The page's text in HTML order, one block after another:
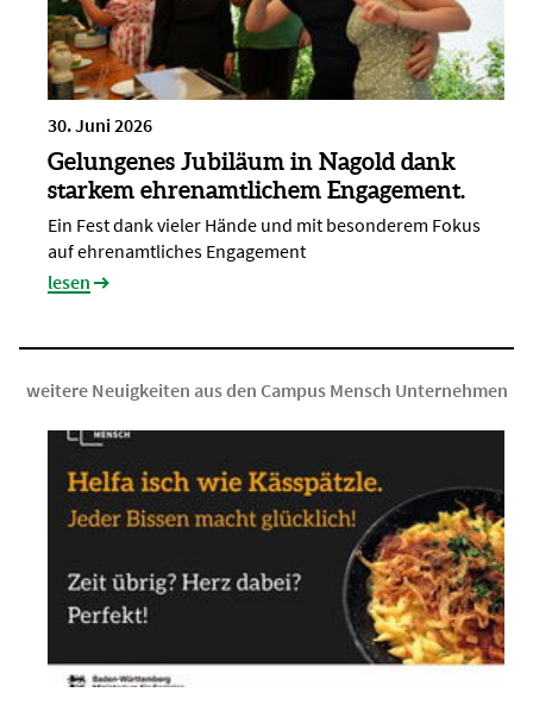
30. Juni 2026
Gelungenes Jubiläum in Nagold dank
starkem ehrenamtlichem Engagement.
Ein Fest dank vieler Hände und mit besonderem Fokus
auf ehrenamtliches Engagement
lesen
weitere Neuigkeiten aus den Campus Mensch Unternehmen